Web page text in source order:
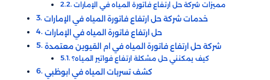
مميزات شركة حل ارتفاع فاتورة المياه في الإمارات
خدمات شركة حل ارتفاع فاتورة المياه في الإمارات
حل ارتفاع فاتورة المياه في الإمارات
شركة حل ارتفاع فاتورة المياه في ام القيوين معتمدة
كيف يمكنني حل مشكلة ارتفاع فواتير المياه؟
كشف تسربات المياه في ابوظبي